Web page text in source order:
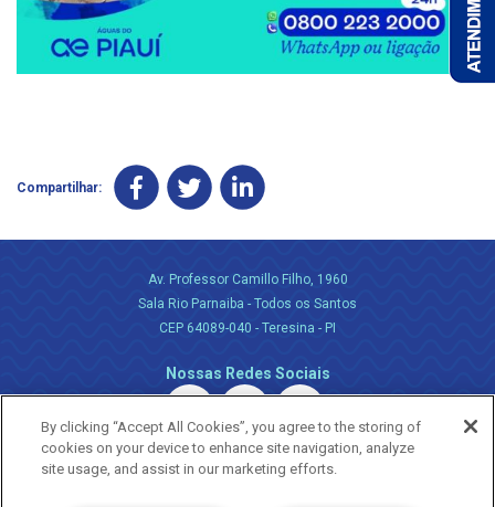
Compartilhar:
Av. Professor Camillo Filho, 1960
Sala Rio Parnaiba - Todos os Santos
CEP 64089-040 - Teresina - PI
Nossas Redes Sociais
By clicking “Accept All Cookies”, you agree to the storing of
cookies on your device to enhance site navigation, analyze
site usage, and assist in our marketing efforts.